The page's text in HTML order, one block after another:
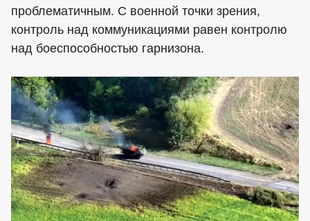
проблематичным. С военной точки зрения,
контроль над коммуникациями равен контролю
над боеспособностью гарнизона.